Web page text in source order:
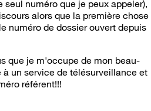
seul numéro que je peux appeler),
alors que la première chose
numéro de dossier ouvert depuis
que je m'occupe de mon beau-
à un service de télésurveillance et
référent!!!